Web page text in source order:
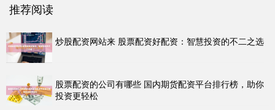
推荐阅读
炒股配资网站来 股票配资好配资：智慧投资的不二之选
股票配资的公司有哪些 国内期货配资平台排行榜，助你
投资更轻松